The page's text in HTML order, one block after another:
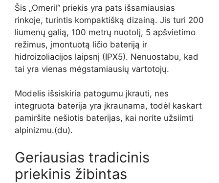
Šis „Omeril“ priekis yra pats išsamiausias
rinkoje, turintis kompaktišką dizainą. Jis turi 200
liumenų galią, 100 metrų nuotolį, 5 apšvietimo
režimus, įmontuotą ličio bateriją ir
hidroizoliacijos laipsnį (IPX5). Nenuostabu, kad
tai yra vienas mėgstamiausių vartotojų.
Modelis išsiskiria patogumu įkrauti, nes
integruota baterija yra įkraunama, todėl kaskart
pamiršite nešiotis baterijas, kai norite užsiimti
alpinizmu.(du).
Geriausias tradicinis
priekinis žibintas